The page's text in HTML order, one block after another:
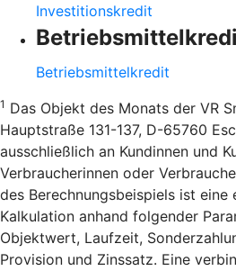
Investitionskredit
Betriebsmittelkredit
1 Das Objekt des Monats der VR
Hauptstraße 131-137, D-65760
ausschließlich an Kundinnen und
Verbraucherinnen oder
des Berechnungsbeispiels ist eine
Kalkulation anhand folgender
Objektwert, Laufzeit,
Provision und Zinssatz. Eine